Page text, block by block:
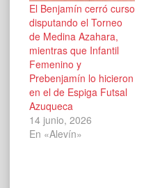
El Benjamín cerró curso
disputando el Torneo
de Medina Azahara,
mientras que Infantil
Femenino y
Prebenjamín lo hicieron
en el de Espiga Futsal
Azuqueca
14 junio, 2026
En «Alevín»